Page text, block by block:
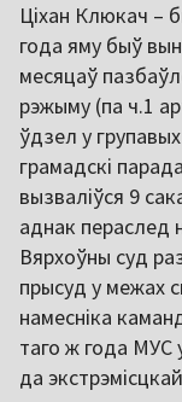
Ціхан Клюкач –
года яму быў
месяцаў
рэжыму (па ч.1
ўдзел у
грамадскі
вызваліўся 9
аднак пераслед
Вярхоўны суд
прысуд у межах
намесніка
таго ж года МУС
да